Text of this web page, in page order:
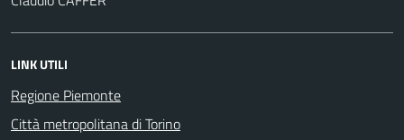
LINK UTILI
Regione Piemonte
Città metropolitana di Torino